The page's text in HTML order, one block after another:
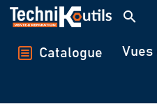
Panneau de gestion des cookies
search
Catalogue Vues